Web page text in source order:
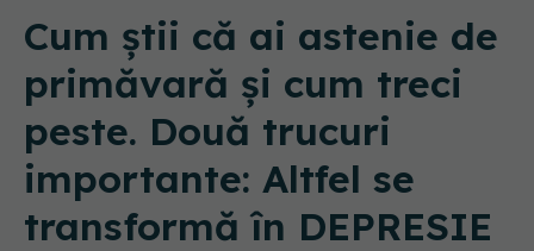
Cum știi că ai astenie de
primăvară și cum treci
peste. Două trucuri
importante: Altfel se
transformă în DEPRESIE